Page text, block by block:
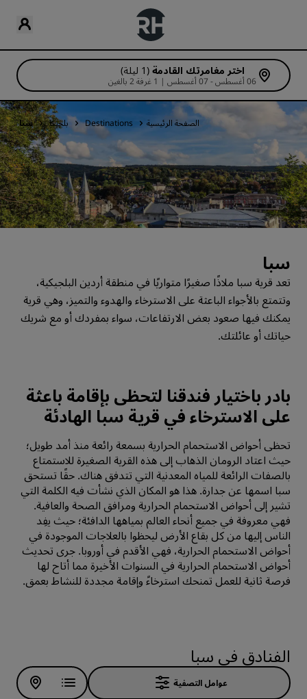
اختر مغامرتك القادمة (1 ليلة)
06 أغسطس - 07 أغسطس | 1 غرفة 2 بالغين
الصفحة الرئيسية Destinations بلجيكا سبا
سبا
تعد قرية سبا ملاذًا صغيرًا متواريًا في منطقة أردين البلجيكية،
وتتمتع بالأجواء الباعثة على الاسترخاء والهدوء والتميز، وهي قرية
يمكنك فيها صعود بعض الارتفاعات، سواء بمفردك أو مع شريك
حياتك أو عائلتك.
بادر باختيار فندقنا لتحظى بإقامة باعثة
على الاسترخاء في قرية سبا الهادئة
تحظى أحواض الاستحمام الحرارية بسمعة رائعة منذ أمد طويل؛
حيث اعتاد الرومان الذهاب إلى هذه القرية الصغيرة للاستمتاع
بالصفات الرائعة للمياه المعدنية التي تتدفق هناك. حقًا تستحق
سبا اسمها عن جدارة. هذا هو المكان الذي نشأت فيه الكلمة التي
تشير إلى أحواض الاستحمام الحرارية ومرافق الصحة والعافية.
فهي معروفة في جميع أنحاء العالم بمياهها الدافئة؛ حيث يفِد
الناس إليها من كل بقاع الأرض ليحظوا بالعلاجات الموجودة في
أحواض الاستحمام الحرارية، فهي الأقدم في أوروبا. جرى تحديث
أحواض الاستحمام الحرارية في السنوات الأخيرة مما أتاح لها
فرصة ثانية للعمل تمنحك استرخاءً وإقامة مجددة للنشاط بعمق.
الفنادق في سبا
عوامل التصفية